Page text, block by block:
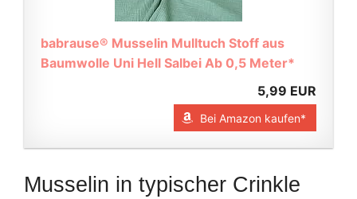
babrause® Musselin Mulltuch Stoff aus
Baumwolle Uni Hell Salbei Ab 0,5 Meter*
5,99 EUR
Bei Amazon kaufen*
Musselin in typischer Crinkle